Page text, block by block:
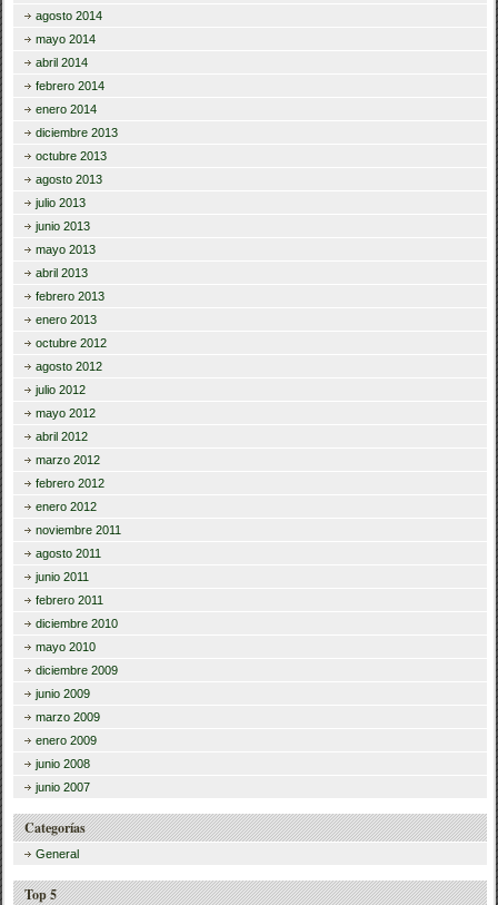
agosto 2014
mayo 2014
abril 2014
febrero 2014
enero 2014
diciembre 2013
octubre 2013
agosto 2013
julio 2013
junio 2013
mayo 2013
abril 2013
febrero 2013
enero 2013
octubre 2012
agosto 2012
julio 2012
mayo 2012
abril 2012
marzo 2012
febrero 2012
enero 2012
noviembre 2011
agosto 2011
junio 2011
febrero 2011
diciembre 2010
mayo 2010
diciembre 2009
junio 2009
marzo 2009
enero 2009
junio 2008
junio 2007
Categorías
General
Top 5